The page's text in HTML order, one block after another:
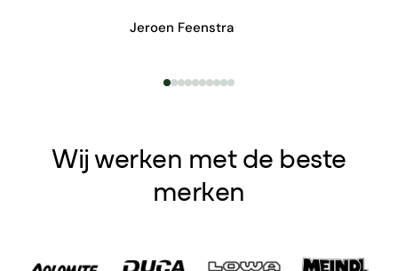
Jeroen Feenstra
Wij werken met de beste
merken